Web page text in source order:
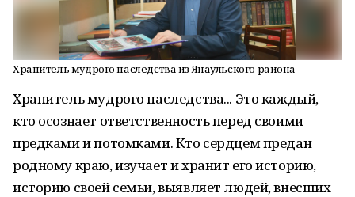
Хранитель мудрого наследства из Янаульского района
Хранитель мудрого наследства... Это каждый,
кто осознает ответственность перед своими
предками и потомками. Кто сердцем предан
родному краю, изучает и хранит его историю,
историю своей семьи, выявляет людей, внесших